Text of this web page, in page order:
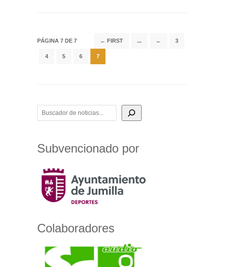
PÁGINA 7 DE 7 ← FIRST ... ← 3
4 5 6 7
BUSCADOR DE NOTICIAS
Subvencionado por
Colaboradores